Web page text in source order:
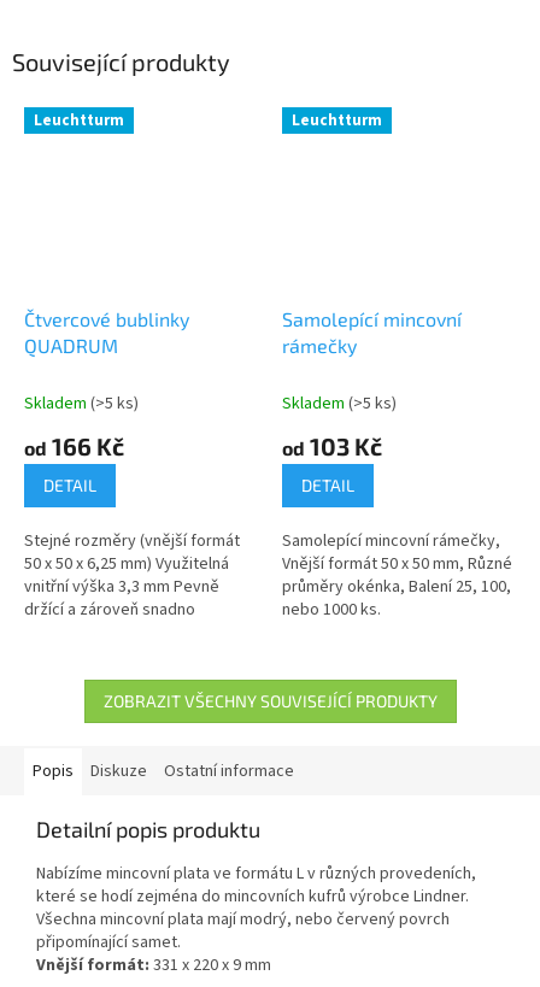
Související produkty
Leuchtturm
Čtvercové bublinky
QUADRUM
Skladem (>5 ks)
od 166 Kč
DETAIL
Stejné rozměry (vnější formát
50 x 50 x 6,25 mm) Využitelná
vnitřní výška 3,3 mm Pevně
držící a zároveň snadno
odolného...
Leuchtturm
Samolepící mincovní
rámečky
Skladem (>5 ks)
od 103 Kč
DETAIL
Samolepící mincovní rámečky,
Vnější formát 50 x 50 mm, Různé
průměry okénka, Balení 25, 100,
nebo 1000 ks.
ZOBRAZIT VŠECHNY SOUVISEJÍCÍ PRODUKTY
Popis Diskuze Ostatní informace
Detailní popis produktu
Nabízíme mincovní plata ve formátu L v různých provedeních,
které se hodí zejména do mincovních kufrů výrobce Lindner.
Všechna mincovní plata mají modrý, nebo červený povrch
připomínající samet.
Vnější formát: 331 x 220 x 9 mm